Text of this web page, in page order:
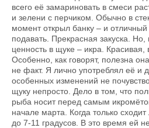
всего её замариновать в смеси
и зелени с перчиком. Обычно в
момент открыл банку – и
подавать. Прекрасная закуска. Но,
ценность в щуке – икра. Красивая,
Особенно, как говорят, полезна
не факт. Я лично употреблял её и
особенных изменений не
щуку непросто. Дело в том, что
рыба носит перед самым
начале марта. Когда только
до 7-11 градусов. В это время ей